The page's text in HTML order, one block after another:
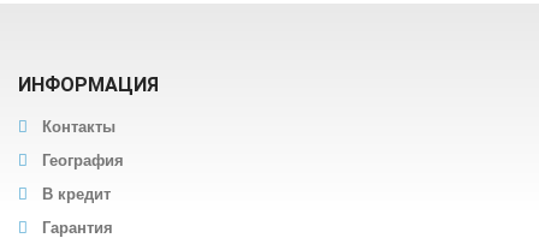
ИНФОРМАЦИЯ
Контакты
География
В кредит
Гарантия